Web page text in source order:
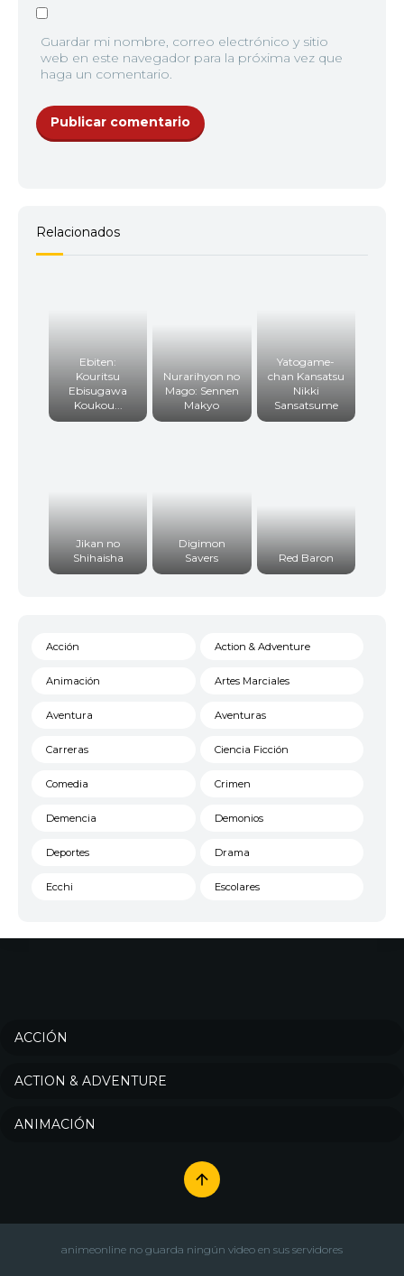
Guardar mi nombre, correo electrónico y sitio
web en este navegador para la próxima vez que
haga un comentario.
Relacionados
Ebiten:
Kouritsu
Ebisugawa
Koukou...
Nurarihyon no
Mago: Sennen
Makyo
Yatogame-
chan Kansatsu
Nikki
Sansatsume
Jikan no
Shihaisha
Digimon
Savers
Red Baron
Acción Action & Adventure
Animación Artes Marciales
Aventura Aventuras
Carreras Ciencia Ficción
Comedia Crimen
Demencia Demonios
Deportes Drama
Ecchi Escolares
Misterio
Recuentos de la vida
ACCIÓN
ACTION & ADVENTURE
ANIMACIÓN
animeonline no guarda ningún video en sus servidores